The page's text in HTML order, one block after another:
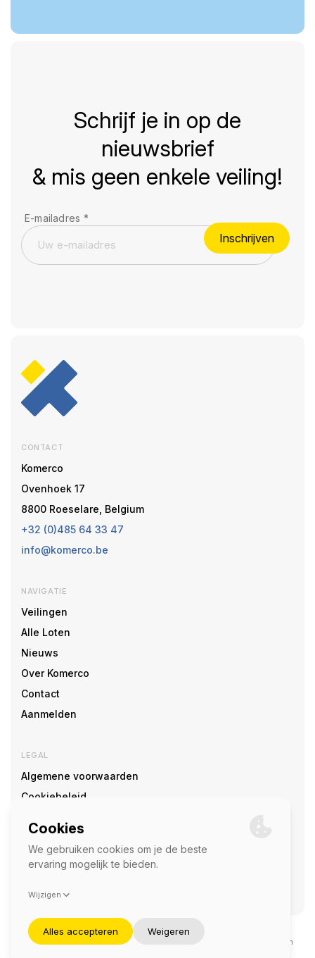
Schrijf je in op de
nieuwsbrief
& mis geen enkele veiling!
E-mailadres *
Inschrijven
CONTACT
Komerco
Ovenhoek 17
8800 Roeselare, Belgium
+32 (0)485 64 33 47
info@komerco.be
NAVIGATIE
Veilingen
Alle Loten
Nieuws
Over Komerco
Contact
Aanmelden
LEGAL
Algemene voorwaarden
Cookiebeleid
SOCIAL
©2026 — Komerco
Deze site wordt beschermd door reCAPTCHA en het
en